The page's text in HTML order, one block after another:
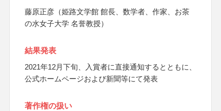
藤原正彦（姫路文学館 館長、数学者、作家、お茶
の水女子大学 名誉教授）
結果発表
2021年12月下旬、入賞者に直接通知するとともに、
公式ホームページおよび新聞等にて発表
著作権の扱い